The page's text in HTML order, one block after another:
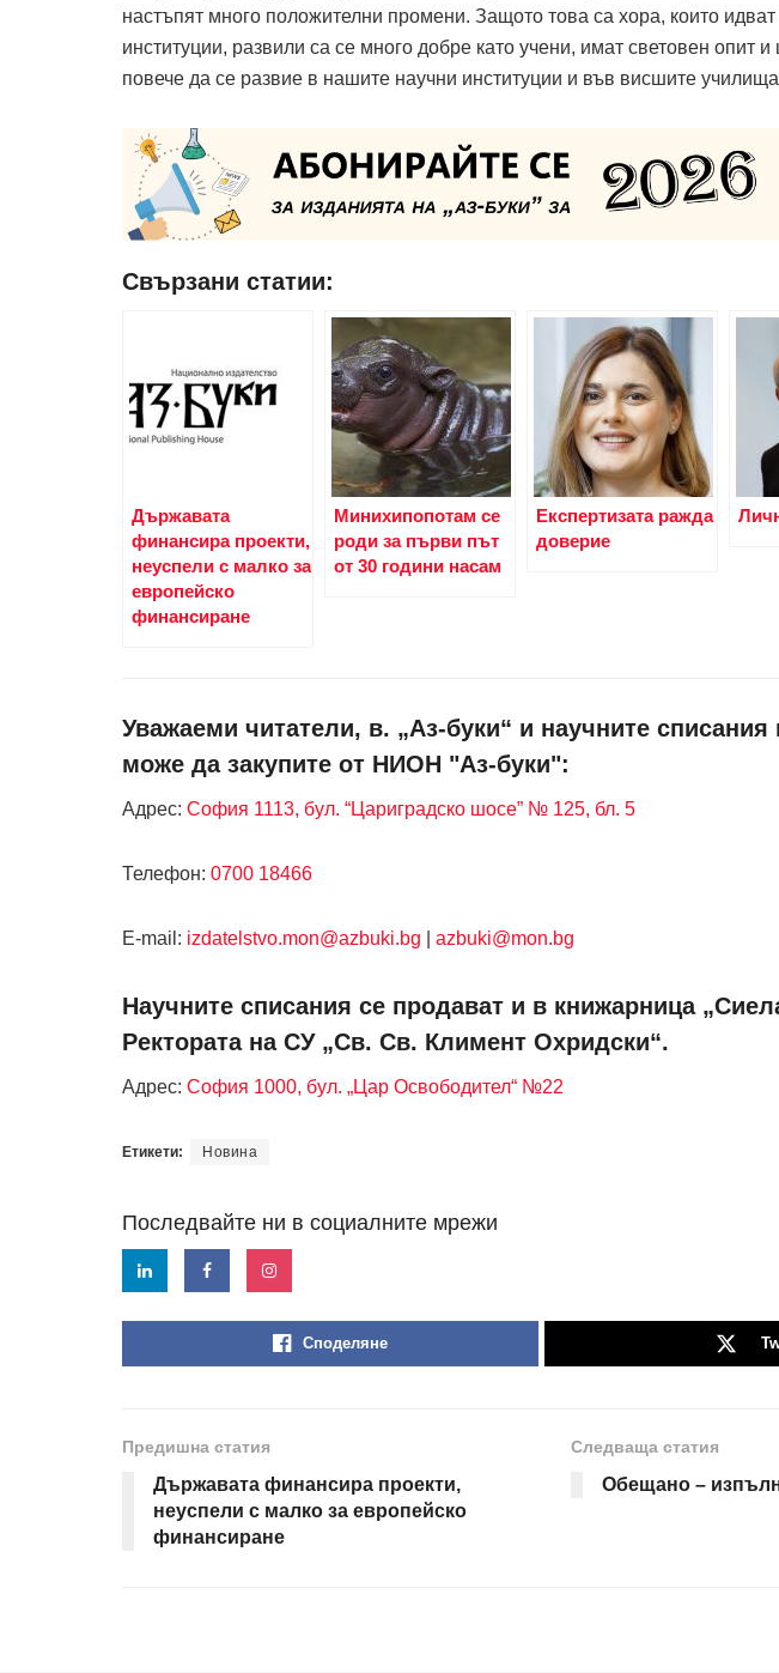
настъпят много положителни промени. Защото това са хора, които
институции, развили са се много добре като учени, имат световен опит
повече да се развие в нашите научни институции и във висшите
Свързани статии:
Държавата
финансира проекти,
неуспели с малко за
европейско
финансиране
Минихипопотам се
роди за първи път
от 30 години насам
Експертизата ражда
доверие
Уважаеми читатели, в. „Аз-буки“ и научните списания
може да закупите от НИОН "Аз-буки":
Адрес: София 1113, бул. “Цариградско шосе” № 125, бл. 5
Телефон: 0700 18466
Е-mail: izdatelstvo.mon@azbuki.bg azbuki@mon.bg
Научните списания се продават и в книжарница
Ректората на СУ „Св. Св. Климент Охридски“.
Адрес: София 1000, бул. „Цар Освободител“ №22
Етикети: Новина
Последвайте ни в социалните мрежи
Споделяне
Предишна статия
Държавата финансира проекти,
неуспели с малко за европейско
финансиране
Следваща статия
Обещано –